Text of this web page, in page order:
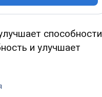
способности
и улучшает